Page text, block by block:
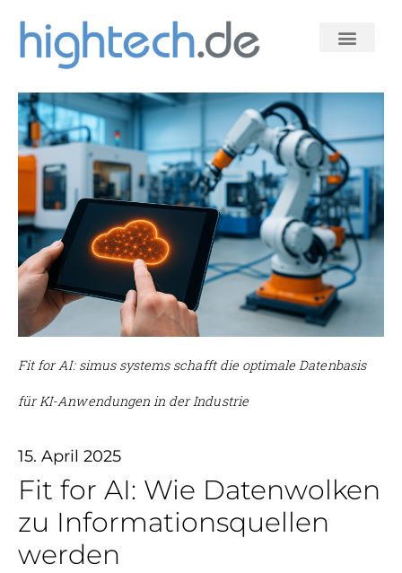
Zum
Inhalt
springen
Fit for AI: simus systems schafft die optimale Datenbasis
für KI-Anwendungen in der Industrie
15. April 2025
Fit for AI: Wie Datenwolken
zu Informationsquellen
werden